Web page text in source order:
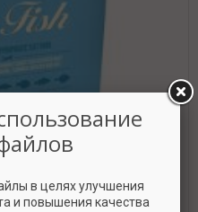
в целях улучшения
и повышения качества